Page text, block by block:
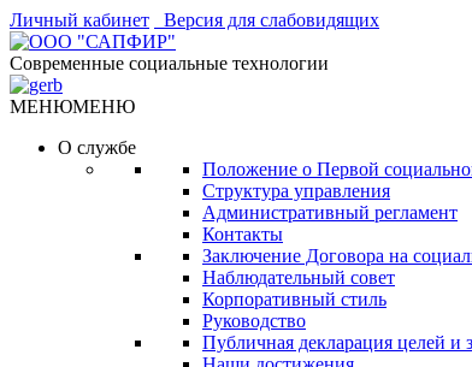
Личный кабинет Версия для слабовидящих
Современные социальные технологии
МЕНЮМЕНЮ
О службе
Положение о Первой
Структура управления
Административный регламент
Контакты
Заключение Договора на
Наблюдательный совет
Корпоративный стиль
Руководство
Публичная декларация целей и